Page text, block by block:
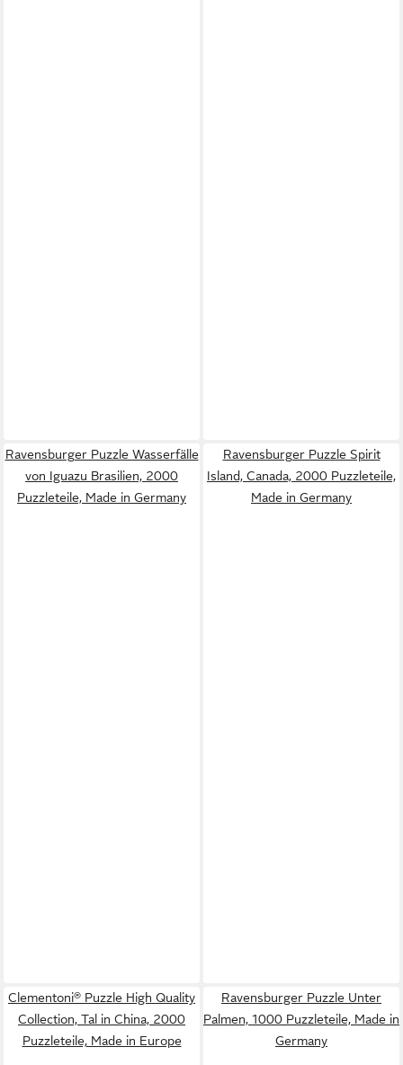
Ravensburger Puzzle Wasserfälle
von Iguazu Brasilien, 2000
Puzzleteile, Made in Germany
Ravensburger Puzzle Spirit
Island, Canada, 2000 Puzzleteile,
Made in Germany
Clementoni® Puzzle High Quality
Collection, Tal in China, 2000
Puzzleteile, Made in Europe
Ravensburger Puzzle Unter
Palmen, 1000 Puzzleteile, Made in
Germany